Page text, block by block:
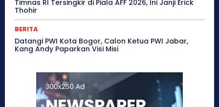
Timnas RI Tersingkir di Piala AFF 2026, Ini Janji Erick
Thohir
BERITA
Datangi PWI Kota Bogor, Calon Ketua PWI Jabar,
Kang Andy Paparkan Visi Misi